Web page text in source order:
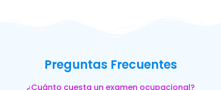
Preguntas Frecuentes
¿Cuánto cuesta un examen ocupacional?